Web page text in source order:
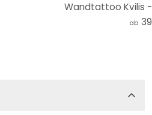
Wandtattoo Kvilis
ab